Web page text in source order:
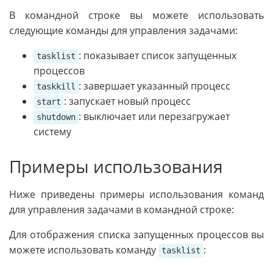
В командной строке вы можете использовать
следующие команды для управления задачами:
tasklist : показывает список запущенных
процессов
taskkill : завершает указанный процесс
start : запускает новый процесс
shutdown : выключает или перезагружает
систему
Примеры использования
Ниже приведены примеры использования команд
для управления задачами в командной строке:
Для отображения списка запущенных процессов вы
можете использовать команду
tasklist :